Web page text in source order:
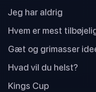
Jeg har aldrig
Hvem er mest
Gæt og grimasser
Hvad vil du helst?
Kings Cup